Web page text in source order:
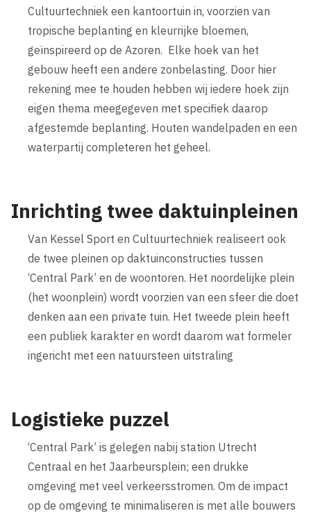
Cultuurtechniek een kantoortuin in, voorzien van
tropische beplanting en kleurrijke bloemen,
geïnspireerd op de Azoren. Elke hoek van het
gebouw heeft een andere zonbelasting. Door hier
rekening mee te houden hebben wij iedere hoek zijn
eigen thema meegegeven met specifiek daarop
afgestemde beplanting. Houten wandelpaden en een
waterpartij completeren het geheel.
Inrichting twee daktuinpleinen
Van Kessel Sport en Cultuurtechniek realiseert ook
de twee pleinen op daktuinconstructies tussen
‘Central Park’ en de woontoren. Het noordelijke plein
(het woonplein) wordt voorzien van een sfeer die doet
denken aan een private tuin. Het tweede plein heeft
een publiek karakter en wordt daarom wat formeler
ingericht met een natuursteen uitstraling
Logistieke puzzel
‘Central Park’ is gelegen nabij station Utrecht
Centraal en het Jaarbeursplein; een drukke
omgeving met veel verkeersstromen. Om de impact
op de omgeving te minimaliseren is met alle bouwers